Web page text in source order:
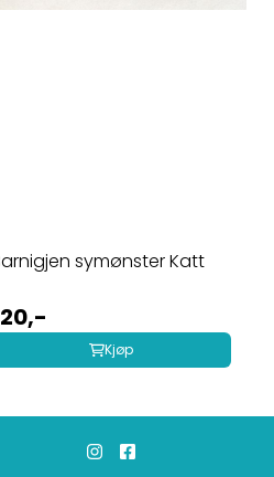
symønster Katt
Kjøp